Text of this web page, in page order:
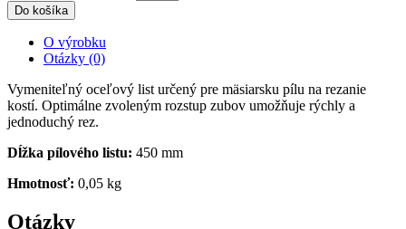
Do košíka
O výrobku
Otázky (0)
Vymeniteľný oceľový list určený pre mäsiarsku pílu na rezanie
kostí. Optimálne zvoleným rozstup zubov umožňuje rýchly a
jednoduchý rez.
Dĺžka pílového listu: 450 mm
Hmotnosť: 0,05 kg
Otázky